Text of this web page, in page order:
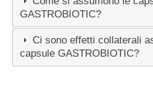
GASTROBIOTIC?
Ci sono effetti collaterali
capsule GASTROBIOTIC?